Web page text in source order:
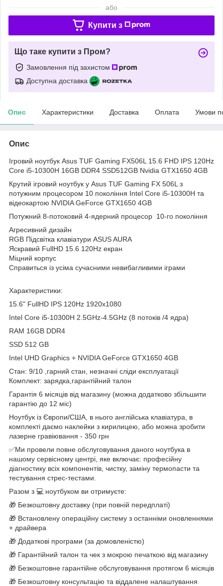
або
Купити з
Що таке купити з Пром?
Замовлення під захистом
Доступна доставка
Опис Характеристики Доставка Оплата Умови
Опис
Ігровий ноутбук Asus TUF Gaming FX506L 15.6 FHD IPS 120Hz
Core i5-10300H 16GB DDR4 SSD512GB Nvidia GTX1650 4GB
Крутий ігровий ноутбук у Asus TUF Gaming FX 506L з
потужним процесором 10 покоління Intel Core i5-10300H та
відеокартою NVIDIA GeForce GTX1650 4GB
Потужний 8-потоковий 4-ядерний процесор 10-го покоління
Агресивний дизайн
RGB Підсвітка клавіатури ASUS AURA
Яскравий FullHD 15.6 120Hz екран
Міцний корпус
Справиться із усіма сучасними невибагливими іграми
Характеристики:
15.6" FullHD IPS 120Hz 1920x1080
Intel Core i5-10300H 2.5GHz-4.5GHz (8 потоків /4 ядра)
RAM 16GB DDR4
SSD 512 GB
Intel UHD Graphics + NVIDIA GeForce GTX1650 4GB
Стан: 9/10 ,гарний стан, незначні сліди експлуатації
Комплект: зарядка,гарантійний талон
Гарантія 6 місяців від магазину (можна додатково збільшити
гарантію до 12 міс)
Ноутбук із Європи/США, в нього англійська клавіатура, в
комплекті даємо наклейки з кирилицею, або можна зробити
лазерне гравіювання - 350 грн
✅Ми провели повне обслуговування даного ноутбука в
нашому сервісному центрі, яке включає: професійну
діагностику всіх компонентів, чистку, заміну термопасти та
тестування стрес-тестами.
Разом з 💻 ноутбуком ви отримуєте:
🎁 Безкоштовну доставку (при повній передплаті)
🎁 Встановлену операційну систему з останніми оновленнями
+ драйвера
🎁 Додаткові програми (за домовленістю)
🎁 Гарантійний талон та чек з мокрою печаткою від магазину
🎁 Безкоштовне гарантійне обслуговування протягом 6 місяців
🎁 Безкоштовну консультацію та віддалене налаштування